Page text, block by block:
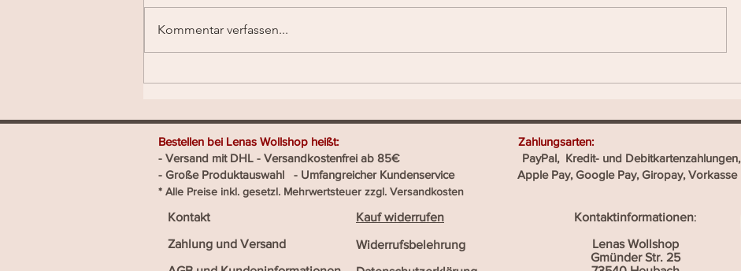
Lieblingsprojekte
Kommentar verfassen...
Bestellen bei Lenas Wollshop heißt: Zahlungsarten:
- Versand mit DHL - Versandkostenfrei ab 85€ PayPal, Kredit- und Debitkartenzahlungen,
- Große Produktauswahl - Umfangreicher Kundenservice Apple Pay, Google Pay, Giropay, Vorkasse
​* Alle Preise inkl. gesetzl. Mehrwertsteuer zzgl. Versandkosten
Kontakt
Zahlung und Versand
Kauf widerrufen
Widerrufsbelehrung
Kontaktinformationen:
Lenas Wollshop
Gmünder Str. 25